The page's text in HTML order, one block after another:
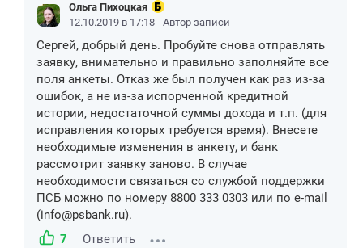
Ольга Пихоцкая
12.10.2019 в 17:18
Автор записи
Сергей, добрый день. Пробуйте снова отправлять
заявку, внимательно и правильно заполняйте все
поля анкеты. Отказ же был получен как раз из-за
ошибок, а не из-за испорченной кредитной
истории, недостаточной суммы дохода и т.п. (для
исправления которых требуется время). Внесете
необходимые изменения в анкету, и банк
рассмотрит заявку заново. В случае
необходимости связаться со службой поддержки
ПСБ можно по номеру 8800 333 0303 или по e-mail
(info@psbank.ru).
7
Ответить